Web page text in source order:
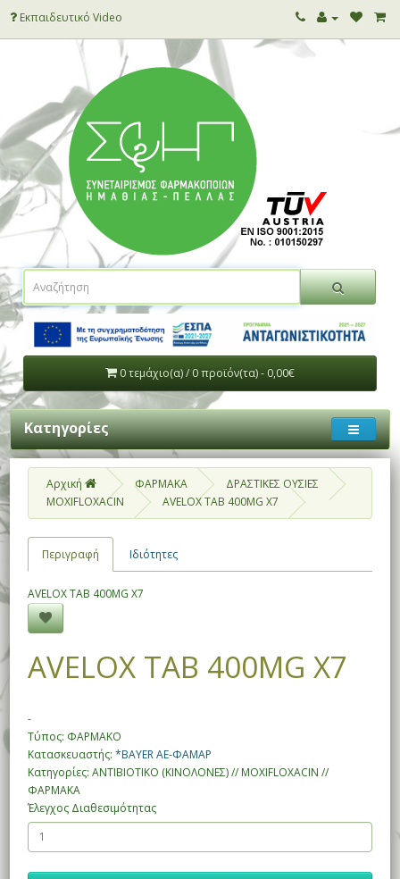
Εκπαιδευτικό Video
0 τεμάχιο(α) / 0 προϊόν(τα) - 0,00€
Κατηγορίες
Αρχική ΦΑΡΜΑΚΑ
ΔΡΑΣΤΙΚΕΣ ΟΥΣΙΕΣ
MOXIFLOXACIN
AVELOX TAB 400MG X7
Περιγραφή Ιδιότητες
AVELOX TAB 400MG X7
AVELOX TAB 400MG X7
-
Τύπος: ΦΑΡΜΑΚΟ
Κατασκευαστής:*BAYER ΑΕ-ΦΑΜΑΡ
Κατηγορίες: ΑΝΤΙΒΙΟΤΙΚΟ (ΚΙΝΟΛΟΝΕΣ) // MOXIFLOXACIN //
ΦΑΡΜΑΚΑ
Έλεγχος Διαθεσιμότητας